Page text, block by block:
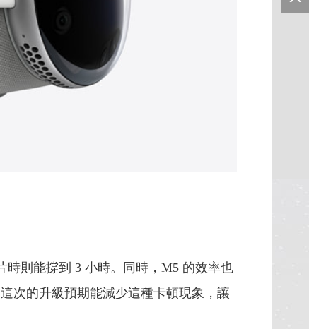
時則能撐到 3 小時。
同時，M5 的效率也
次的升級預期能減少這種卡頓現象，讓